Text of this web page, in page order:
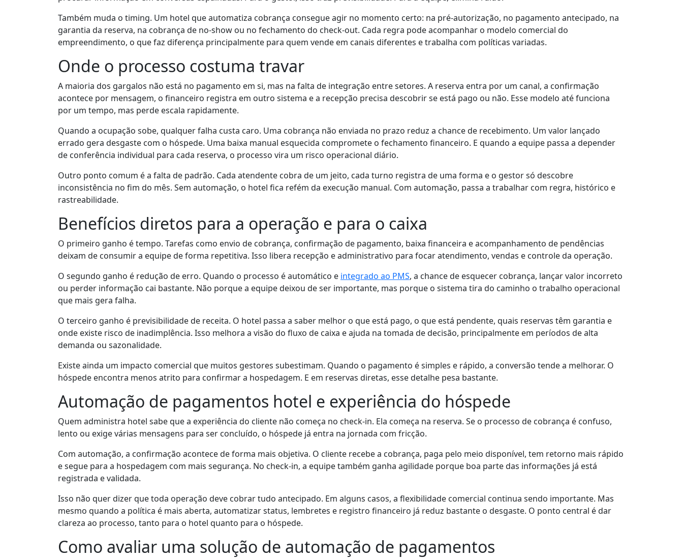
Também muda o timing. Um hotel que automatiza cobrança consegue agir no momento certo: na pré-autorização, no pagamento antecipado, na
garantia da reserva, na cobrança de no-show ou no fechamento do check-out. Cada regra pode acompanhar o modelo comercial do
empreendimento, o que faz diferença principalmente para quem vende em canais diferentes e trabalha com políticas variadas.
Onde o processo costuma travar
A maioria dos gargalos não está no pagamento em si, mas na falta de integração entre setores. A reserva entra por um canal, a confirmação
acontece por mensagem, o financeiro registra em outro sistema e a recepção precisa descobrir se está pago ou não. Esse modelo até funciona
por um tempo, mas perde escala rapidamente.
Quando a ocupação sobe, qualquer falha custa caro. Uma cobrança não enviada no prazo reduz a chance de recebimento. Um valor lançado
errado gera desgaste com o hóspede. Uma baixa manual esquecida compromete o fechamento financeiro. E quando a equipe passa a depender
de conferência individual para cada reserva, o processo vira um risco operacional diário.
Outro ponto comum é a falta de padrão. Cada atendente cobra de um jeito, cada turno registra de uma forma e o gestor só descobre
inconsistência no fim do mês. Sem automação, o hotel fica refém da execução manual. Com automação, passa a trabalhar com regra, histórico e
rastreabilidade.
Benefícios diretos para a operação e para o caixa
O primeiro ganho é tempo. Tarefas como envio de cobrança, confirmação de pagamento, baixa financeira e acompanhamento de pendências
deixam de consumir a equipe de forma repetitiva. Isso libera recepção e administrativo para focar atendimento, vendas e controle da operação.
O segundo ganho é redução de erro. Quando o processo é automático e integrado ao PMS, a chance de esquecer cobrança, lançar valor incorreto
ou perder informação cai bastante. Não porque a equipe deixou de ser importante, mas porque o sistema tira do caminho o trabalho operacional
que mais gera falha.
O terceiro ganho é previsibilidade de receita. O hotel passa a saber melhor o que está pago, o que está pendente, quais reservas têm garantia e
onde existe risco de inadimplência. Isso melhora a visão do fluxo de caixa e ajuda na tomada de decisão, principalmente em períodos de alta
demanda ou sazonalidade.
Existe ainda um impacto comercial que muitos gestores subestimam. Quando o pagamento é simples e rápido, a conversão tende a melhorar. O
hóspede encontra menos atrito para confirmar a hospedagem. E em reservas diretas, esse detalhe pesa bastante.
Automação de pagamentos hotel e experiência do hóspede
Quem administra hotel sabe que a experiência do cliente não começa no check-in. Ela começa na reserva. Se o processo de cobrança é confuso,
lento ou exige várias mensagens para ser concluído, o hóspede já entra na jornada com fricção.
Com automação, a confirmação acontece de forma mais objetiva. O cliente recebe a cobrança, paga pelo meio disponível, tem retorno mais rápido
e segue para a hospedagem com mais segurança. No check-in, a equipe também ganha agilidade porque boa parte das informações já está
registrada e validada.
Isso não quer dizer que toda operação deve cobrar tudo antecipado. Em alguns casos, a flexibilidade comercial continua sendo importante. Mas
mesmo quando a política é mais aberta, automatizar status, lembretes e registro financeiro já reduz bastante o desgaste. O ponto central é dar
clareza ao processo, tanto para o hotel quanto para o hóspede.
Como avaliar uma solução de automação de pagamentos